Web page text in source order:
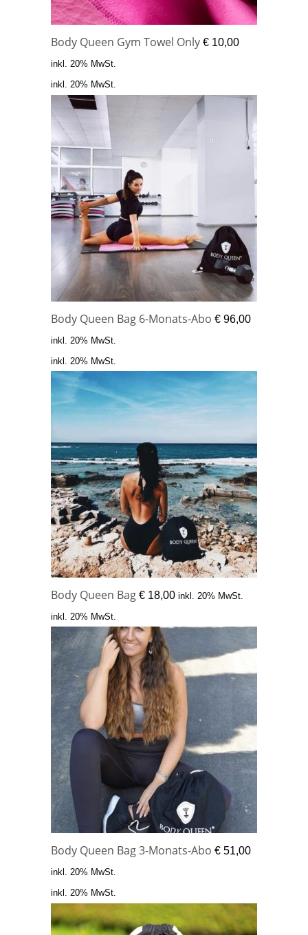
Body Queen Gym Towel Only € 10,00
inkl. 20% MwSt.
inkl. 20% MwSt.
Body Queen Bag 6-Monats-Abo € 96,00
inkl. 20% MwSt.
inkl. 20% MwSt.
Body Queen Bag € 18,00 inkl. 20% MwSt.
inkl. 20% MwSt.
Body Queen Bag 3-Monats-Abo € 51,00
inkl. 20% MwSt.
inkl. 20% MwSt.